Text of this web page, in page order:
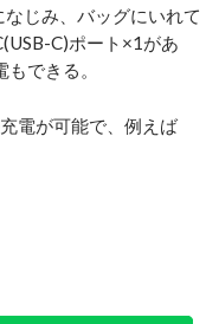
じみ、バッグにいれて
C)ポート×1があ
できる。
電が可能で、例えば